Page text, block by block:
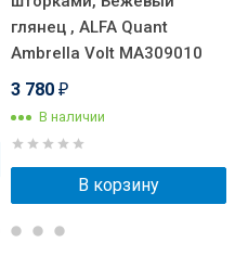
глянец , ALFA Quant
Ambrella Volt MA309010
3 780 ₽
В наличии
В корзину